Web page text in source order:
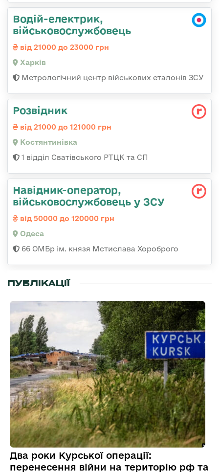
Водій-електрик,
військовослужбовець
від 21000 до 23000 грн
Харків
Метрологічний центр військових еталонів ЗСУ
Розвідник
від 21000 до 121000 грн
Костянтинівка
1 відділ Сватівського РТЦК та СП
Навідник-оператор,
військовослужбовець у ЗСУ
від 50000 до 120000 грн
Одеса
66 ОМБр ім. князя Мстислава Хороброго
ПУБЛІКАЦІЇ
Два роки Курської операції:
перенесення війни на територію рф та